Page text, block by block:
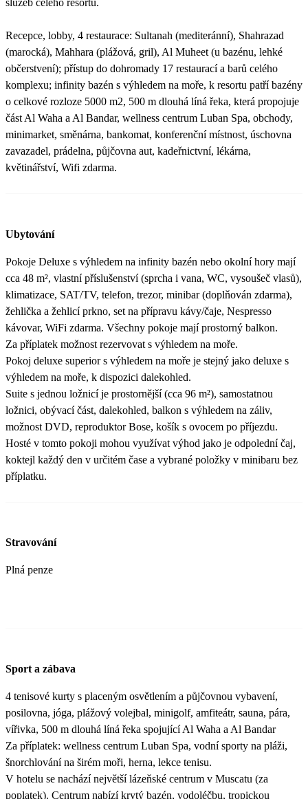
služeb celého resortu.
Recepce, lobby, 4 restaurace: Sultanah (mediteránní), Shahrazad
(marocká), Mahhara (plážová, gril), Al Muheet (u bazénu, lehké
občerstvení); přístup do dohromady 17 restaurací a barů celého
komplexu; infinity bazén s výhledem na moře, k resortu patří bazény
o celkové rozloze 5000 m2, 500 m dlouhá líná řeka, která propojuje
část Al Waha a Al Bandar, wellness centrum Luban Spa, obchody,
minimarket, směnárna, bankomat, konferenční místnost, úschovna
zavazadel, prádelna, půjčovna aut, kadeřnictvní, lékárna,
květinářství, Wifi zdarma.
Ubytování
Pokoje Deluxe s výhledem na infinity bazén nebo okolní hory mají
cca 48 m², vlastní příslušenství (sprcha i vana, WC, vysoušeč vlasů),
klimatizace, SAT/TV, telefon, trezor, minibar (doplňován zdarma),
žehlička a žehlicí prkno, set na přípravu kávy/čaje, Nespresso
kávovar, WiFi zdarma. Všechny pokoje mají prostorný balkon.
Za příplatek možnost rezervovat s výhledem na moře.
Pokoj deluxe superior s výhledem na moře je stejný jako deluxe s
výhledem na moře, k dispozici dalekohled.
Suite s jednou ložnicí je prostornější (cca 96 m²), samostatnou
ložnici, obývací část, dalekohled, balkon s výhledem na záliv,
možnost DVD, reproduktor Bose, košík s ovocem po příjezdu.
Hosté v tomto pokoji mohou využívat výhod jako je odpolední čaj,
koktejl každý den v určitém čase a vybrané položky v minibaru bez
příplatku.
Stravování
Plná penze
Sport a zábava
4 tenisové kurty s placeným osvětlením a půjčovnou vybavení,
posilovna, jóga, plážový volejbal, minigolf, amfiteátr, sauna, pára,
vířivka, 500 m dlouhá líná řeka spojující Al Waha a Al Bandar
Za příplatek: wellness centrum Luban Spa, vodní sporty na pláži,
šnorchlování na širém moři, herna, lekce tenisu.
V hotelu se nachází největší lázeňské centrum v Muscatu (za
poplatek). Centrum nabízí krytý bazén, vodoléčbu, tropickou